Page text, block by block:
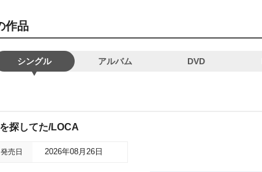
作品
シングル アルバム DVD
探してた/LOCA
発売日 2026年08月26日